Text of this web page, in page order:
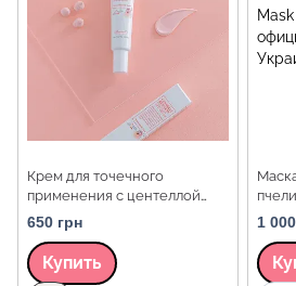
Крем для точечного
применения с центеллой
азиатской Benton Goodbye
Redness Centella Spot Cream,
15 г
650 грн
Купить
Объем
Bee
1
Объем